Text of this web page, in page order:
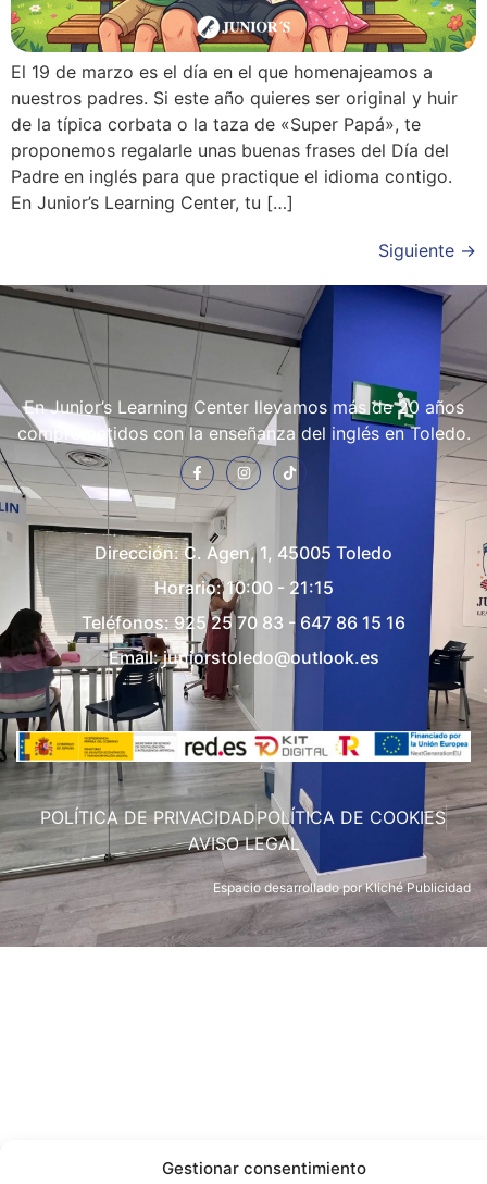
Gestionar consentimiento
El 19 de marzo es el día en el que homenajeamos a
nuestros padres. Si este año quieres ser original y huir
de la típica corbata o la taza de «Super Papá», te
proponemos regalarle unas buenas frases del Día del
Padre en inglés para que practique el idioma contigo.
En Junior’s Learning Center, tu […]
Siguiente →
En Junior’s Learning Center llevamos más de 20 años
comprometidos con la enseñanza del inglés en Toledo.
Dirección:C. Agen, 1, 45005 Toledo
Horario: 10:00 - 21:15
Teléfonos:925 25 70 83 - 647 86 15 16
Email:juniorstoledo@outlook.es
POLÍTICA DE PRIVACIDADPOLÍTICA DE COOKIES
AVISO LEGAL
Espacio desarrollado porKliché Publicidad